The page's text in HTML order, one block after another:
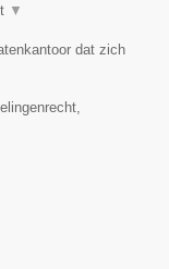
▼
dat zich